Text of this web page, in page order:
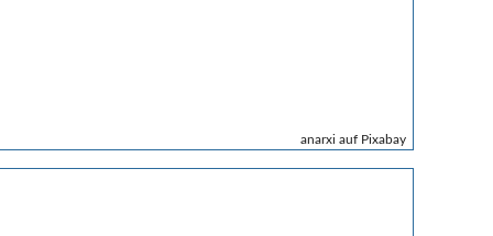
anarxi auf Pixabay